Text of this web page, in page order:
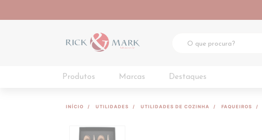
Produtos Marcas Destaques
INÍCIO UTILIDADES UTILIDADES DE COZINHA FAQUEIROS